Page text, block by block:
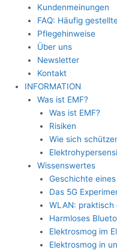
Kundenmeinungen
FAQ: Häufig
Pflegehinweise
Über uns
Newsletter
Kontakt
INFORMATION
Was ist EMF?
Was ist EMF?
Risiken
Wie sich
Wissenswertes
Geschichte
Das 5G
WLAN: praktisch
Harmloses
Elektrosmog im
Elektrosmog in